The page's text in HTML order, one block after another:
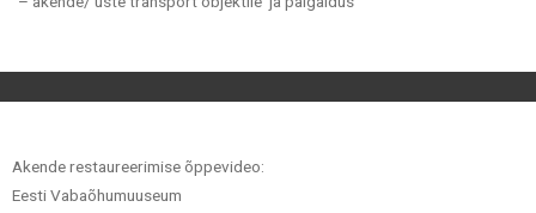
Akende restaureerimise õppevideo:
Eesti Vabaõhumuuseum